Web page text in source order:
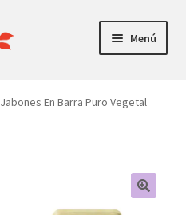
Menú
el
menú
Jabones En Barra Puro Vegetal